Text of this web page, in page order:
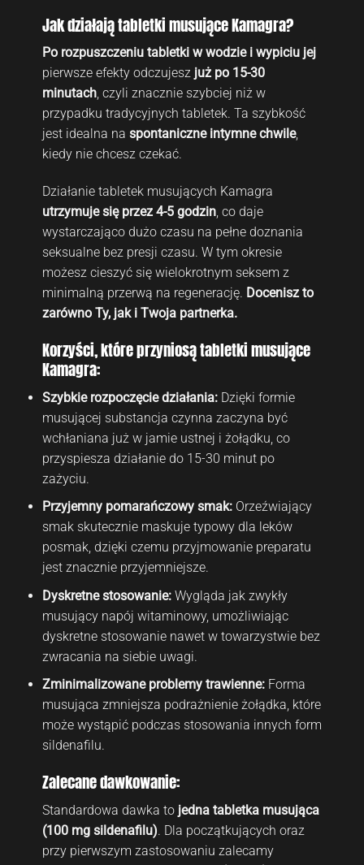
Jak działają tabletki musujące Kamagra?
Po rozpuszczeniu tabletki w wodzie i wypiciu jej
pierwsze efekty odczujesz już po 15-30
minutach, czyli znacznie szybciej niż w
przypadku tradycyjnych tabletek. Ta szybkość
jest idealna na spontaniczne intymne chwile,
kiedy nie chcesz czekać.
Działanie tabletek musujących Kamagra
utrzymuje się przez 4-5 godzin, co daje
wystarczająco dużo czasu na pełne doznania
seksualne bez presji czasu. W tym okresie
możesz cieszyć się wielokrotnym seksem z
minimalną przerwą na regenerację. Docenisz to
zarówno Ty, jak i Twoja partnerka.
Korzyści, które przyniosą tabletki musujące
Kamagra:
Szybkie rozpoczęcie działania:Dzięki formie
musującej substancja czynna zaczyna być
wchłaniana już w jamie ustnej i żołądku, co
przyspiesza działanie do 15-30 minut po
zażyciu.
Przyjemny pomarańczowy smak:Orzeźwiający
smak skutecznie maskuje typowy dla leków
posmak, dzięki czemu przyjmowanie preparatu
jest znacznie przyjemniejsze.
Dyskretne stosowanie:Wygląda jak zwykły
musujący napój witaminowy, umożliwiając
dyskretne stosowanie nawet w towarzystwie bez
zwracania na siebie uwagi.
Zminimalizowane problemy trawienne:Forma
musująca zmniejsza podrażnienie żołądka, które
może wystąpić podczas stosowania innych form
sildenafilu.
Zalecane dawkowanie:
Standardowa dawka tojedna tabletka musująca
(100 mg sildenafilu). Dla początkujących oraz
przy pierwszym zastosowaniu zalecamy